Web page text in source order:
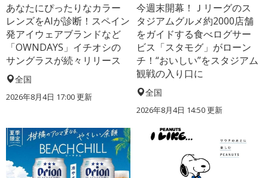
あなたにぴったりなカラー
レンズをAIが診断！スペイン
発アイウェアブランドなど
「OWNDAYS」イチオシの
サングラスが続々リリース
全国
2026年8月4日 17:00更新
今週末開幕！Ｊリーグのス
タジアムグルメ約2000店舗
をガイドする食べログサー
ビス「スタモグ」がローン
チ！“おいしい”をスタジアム
観戦の入り口に
全国
2026年8月4日 14:50更新